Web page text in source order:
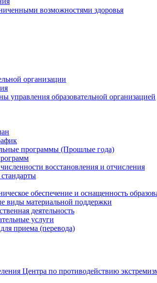
возможностями здоровья
организации
управления образовательной организацией
программы (Прошлые года)
восстановления и отчисления
обеспечение и оснащенность
виды материальной поддержки
деятельность
услуги
приема (перевода)
Центра по противодействию